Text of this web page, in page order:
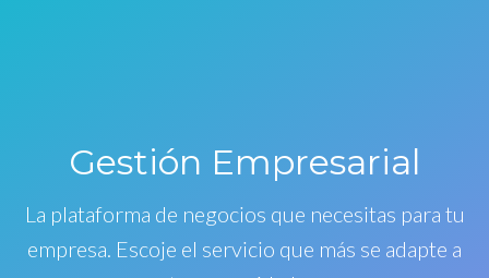
Gestión Empresarial
La plataforma de negocios que necesitas para tu
empresa. Escoje el servicio que más se adapte a